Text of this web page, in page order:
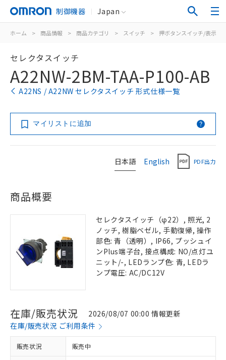
制御機器 Japan
ホーム > 商品情報 > 商品カテゴリ > スイッチ > 押ボタンスイッチ/表示灯
セレクタスイッチ
A22NW-2BM-TAA-P100-AB
A22NS / A22NW セレクタスイッチ 形式仕様一覧
マイリストに追加
日本語 English PDF出力
商品概要
セレクタスイッチ（φ22）, 照光, 2
ノッチ, 樹脂ベゼル, 手動復帰, 操作
部色: 青（透明）, IP66, プッシュイ
ンPlus端子台, 接点構成: NO/点灯ユ
ニット/-, LEDランプ色: 青, LEDラ
ンプ電圧: AC/DC12V
在庫/販売状況
2026/08/07 00:00 情報更新
在庫/販売状況 ご利用条件
販売状況 販売中